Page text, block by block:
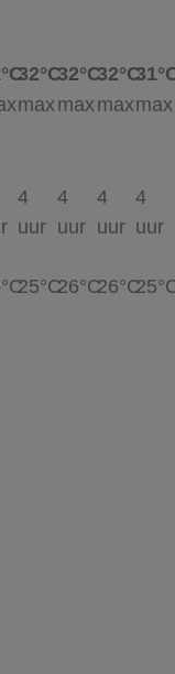
32°C
max
4
uur
25°C
32°C
max
4
uur
26°C
32°C
max
4
uur
26°C
max
4
uur